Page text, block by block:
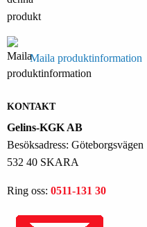
Maila produktinformation
KONTAKT
Gelins-KGK AB
Besöksadress: Göteborgsvägen
532 40 SKARA
Ring oss: 0511-131 30